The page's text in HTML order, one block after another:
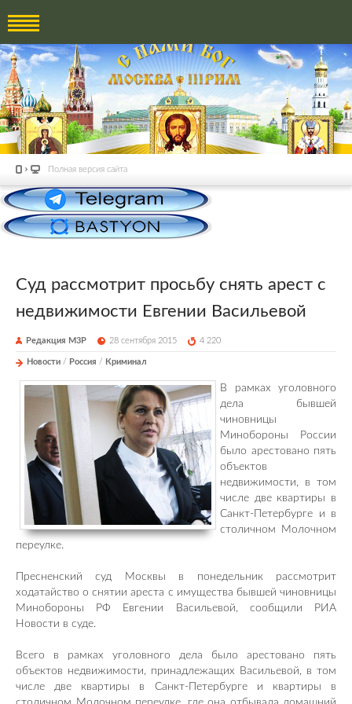
Полная версия сайта
Суд рассмотрит просьбу снять арест с
недвижимости Евгении Васильевой
Редакция М3Р 28 сентября 2015 4 220
Новости / Россия / Криминал
В рамках уголовного
дела бывшей
чиновницы
Минобороны России
было арестовано пять
объектов
недвижимости, в том
числе две квартиры в
Санкт-Петербурге и в
столичном Молочном
переулке.
Пресненский суд Москвы в понедельник рассмотрит
ходатайство о снятии ареста с имущества бывшей чиновницы
Минобороны РФ Евгении Васильевой, сообщили РИА
Новости в суде.
Всего в рамках уголовного дела было арестовано пять
объектов недвижимости, принадлежащих Васильевой, в том
числе две квартиры в Санкт-Петербурге и квартиры в